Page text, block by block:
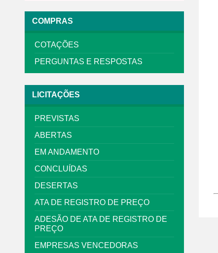
COMPRAS
COTAÇÕES
PERGUNTAS E RESPOSTAS
LICITAÇÕES
PREVISTAS
ABERTAS
EM ANDAMENTO
CONCLUÍDAS
DESERTAS
ATA DE REGISTRO DE PREÇO
ADESÃO DE ATA DE REGISTRO DE
PREÇO
EMPRESAS VENCEDORAS